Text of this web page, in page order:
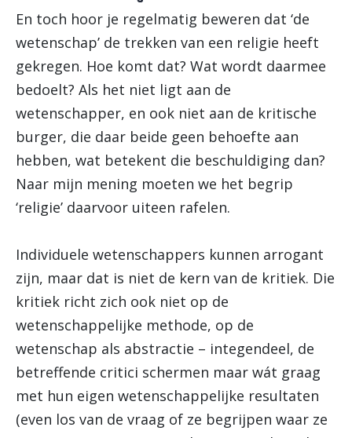
En toch hoor je regelmatig beweren dat ‘de
wetenschap’ de trekken van een religie heeft
gekregen. Hoe komt dat? Wat wordt daarmee
bedoelt? Als het niet ligt aan de
wetenschapper, en ook niet aan de kritische
burger, die daar beide geen behoefte aan
hebben, wat betekent die beschuldiging dan?
Naar mijn mening moeten we het begrip
‘religie’ daarvoor uiteen rafelen.
Individuele wetenschappers kunnen arrogant
zijn, maar dat is niet de kern van de kritiek. Die
kritiek richt zich ook niet op de
wetenschappelijke methode, op de
wetenschap als abstractie – integendeel, de
betreffende critici schermen maar wát graag
met hun eigen wetenschappelijke resultaten
(even los van de vraag of ze begrijpen waar ze